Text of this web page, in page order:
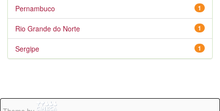
1
Pernambuco
1
Rio Grande do Norte
1
Sergipe